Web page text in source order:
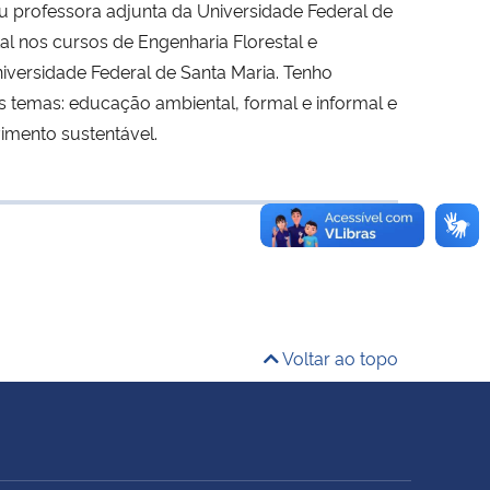
professora adjunta da Universidade Federal de
nos cursos de Engenharia Florestal e
Federal de Santa Maria. Tenho
educação ambiental, formal e informal e
sustentável.
Voltar ao topo